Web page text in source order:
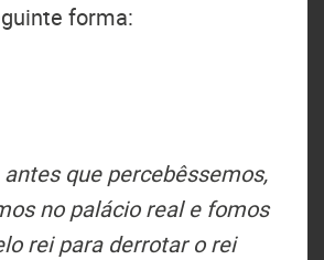
forma:
que percebêssemos,
no palácio real e fomos
rei para derrotar o rei